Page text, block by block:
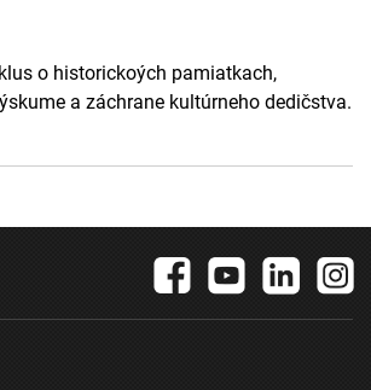
o historickoých pamiatkach,
a záchrane kultúrneho dedičstva.